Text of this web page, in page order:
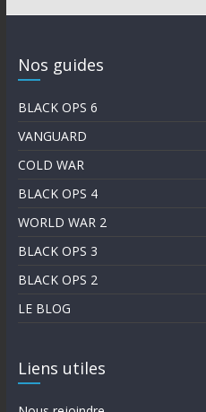
Nos guides
BLACK OPS 6
VANGUARD
COLD WAR
BLACK OPS 4
WORLD WAR 2
BLACK OPS 3
BLACK OPS 2
LE BLOG
Liens utiles